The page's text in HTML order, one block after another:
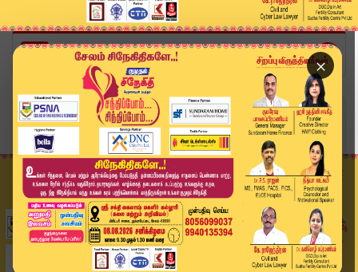
×
Home
வீடியோ ஸ்டோரி
"மக்கள் பணத்தை தொட்டவர்களை சும்மா விடமாட்டோம்!"...